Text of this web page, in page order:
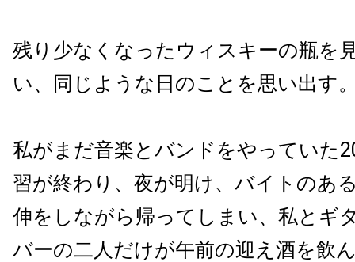
残り少なくなったウィスキーの瓶を
い、同じような日のことを思い出す
私がまだ音楽とバンドをやっていた
習が終わり、夜が明け、バイトのあ
伸をしながら帰ってしまい、私とギ
バーの二人だけが午前の迎え酒を飲